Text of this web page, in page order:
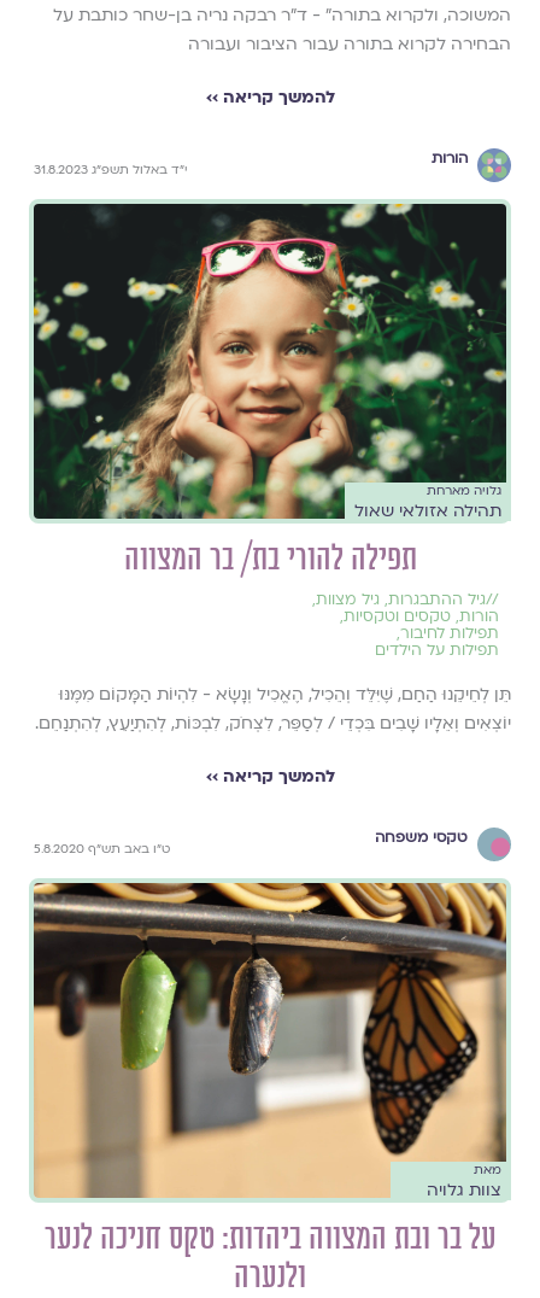
המשוכה, ולקרוא בתורה״ - ד״ר רבקה נריה בן-שחר כותבת על
הבחירה לקרוא בתורה עבור הציבור ועבורה
להמשך קריאה ››
הורות
י״ד באלול תשפ״ג 31.8.2023
גלויה מארחת
תהילה אזולאי שאול
תפילה להורי בת/ בר המצווה
//גיל ההתבגרות, גיל מצוות,
הורות, טקסים וטקסיות,
תפילות לחיבור,
תפילות על הילדים
תֵּן לְחֵיקֵנוּ הַחַם, שֶׁיִּלֵּד וְהֵכִיל, הֶאֱכִיל וְנָשָׂא - לִהְיוֹת הַמָּקוֹם מִמֶּנּוּ
יוֹצְאִים וְאֵלָיו שָׁבִים בִּכְדֵי / לְסַפֵּר, לִצְחֹק, לִבְכּוֹת, לְהִתְיַעֵץ, לְהִתְנַחֵם.
להמשך קריאה ››
טקסי משפחה
ט"ו באב תש"ף 5.8.2020
מאת
צוות גלויה
על בר ובת המצווה ביהדות: טקס חניכה לנער
ולנערה